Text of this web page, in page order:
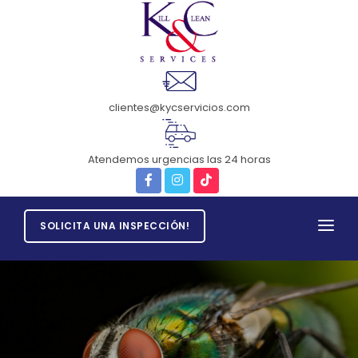
clientes@kycservicios.com
Atendemos urgencias las 24 horas
SOLICITA UNA INSPECCIÓN!
INICIO
SERVICIOS